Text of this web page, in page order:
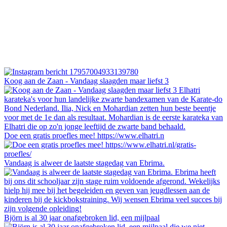
Koog aan de Zaan - Vandaag slaagden maar liefst 3
Doe een gratis proefles mee! https://www.elhatri.n
Vandaag is alweer de laatste stagedag van Ebrima.
Björn is al 30 jaar onafgebroken lid, een mijlpaal